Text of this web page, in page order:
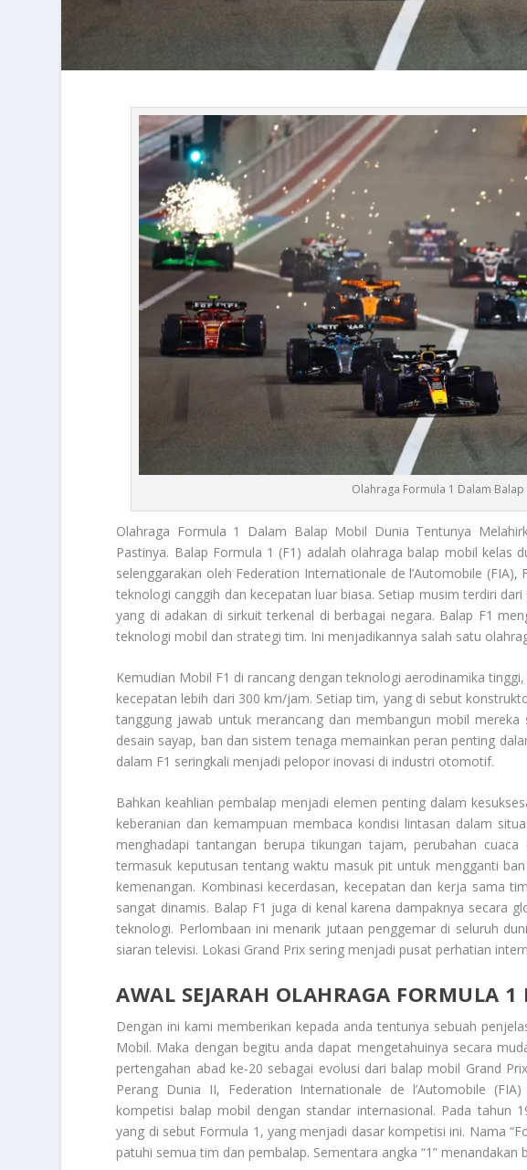
Olahraga Formula 1 Dalam
Olahraga Formula 1
Dalam Balap Mobil Dunia Tentunya
Pastinya. Balap Formula 1 (F1) adalah olahraga balap mobil kelas
selenggarakan oleh Federation Internationale de l’Automobile
teknologi canggih dan kecepatan luar biasa. Setiap musim terdiri
yang di adakan di sirkuit terkenal di berbagai negara. Balap F1
teknologi mobil dan strategi tim. Ini menjadikannya salah satu
Kemudian Mobil F1 di rancang dengan teknologi aerodinamika
kecepatan lebih dari 300 km/jam. Setiap tim, yang di sebut
tanggung jawab untuk merancang dan membangun mobil mereka
desain sayap, ban dan sistem tenaga memainkan peran penting
dalam F1 seringkali menjadi pelopor inovasi di industri otomotif.
Bahkan keahlian pembalap menjadi elemen penting dalam
keberanian dan kemampuan membaca kondisi lintasan dalam
menghadapi tantangan berupa tikungan tajam, perubahan
termasuk keputusan tentang waktu masuk pit untuk mengganti
kemenangan. Kombinasi kecerdasan, kecepatan dan kerja sama
sangat dinamis. Balap F1 juga di kenal karena dampaknya secara
teknologi. Perlombaan ini menarik jutaan penggemar di seluruh
siaran televisi. Lokasi Grand Prix sering menjadi pusat perhatian
AWAL SEJARAH OLAHRAGA FORMULA
Dengan ini kami memberikan kepada anda tentunya sebuah
Mobil. Maka dengan begitu anda dapat mengetahuinya secara
pertengahan abad ke-20 sebagai evolusi dari balap mobil Grand
Perang Dunia II, Federation Internationale de l’Automobile
kompetisi balap mobil dengan standar internasional. Pada tahun
yang di sebut Formula 1, yang menjadi dasar kompetisi ini. Nama
patuhi semua tim dan pembalap. Sementara angka “1”